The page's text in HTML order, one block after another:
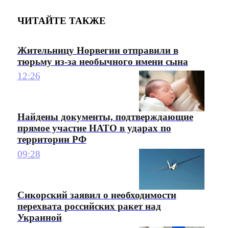
ЧИТАЙТЕ ТАКЖЕ
Жительницу Норвегии отправили в
тюрьму из-за необычного имени сына
12:26
Найдены документы, подтверждающие
прямое участие НАТО в ударах по
территории РФ
09:28
Сикорский заявил о необходимости
перехвата российских ракет над
Украиной